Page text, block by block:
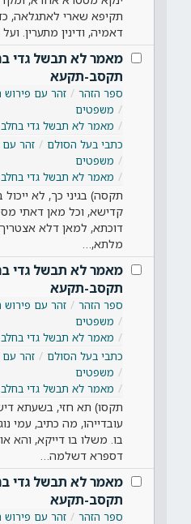
תקיפא שארי לאתגלאה,
דאמיה, ודינין מתערין. ועל
מאמר לא תבשל גדי
תקסב-תקעא
ספר הזהר זהר עם פירוש
משפטים
מאמר לא תבשל גדי
כתבי בעל הסולם
זהר עם
משפטים
מאמר לא תבשל גדי
תקסה) בגיני כך, לא
קדישא, וכל מאן דאתי
דוכתא, למאן דלא
מלתא,…
מאמר לא תבשל גדי
תקסב-תקעא
ספר הזהר זהר עם פירוש
משפטים
מאמר לא תבשל גדי
כתבי בעל הסולם
זהר עם
משפטים
מאמר לא תבשל גדי
תקסו) תא חזי, בשעתא
עובדייהו, מה כתיב, עמי
בו. משלו בו דייקא, והא
דספרא דשלמה…
מאמר לא תבשל גדי
תקסב-תקעא
ספר הזהר זהר עם פירוש